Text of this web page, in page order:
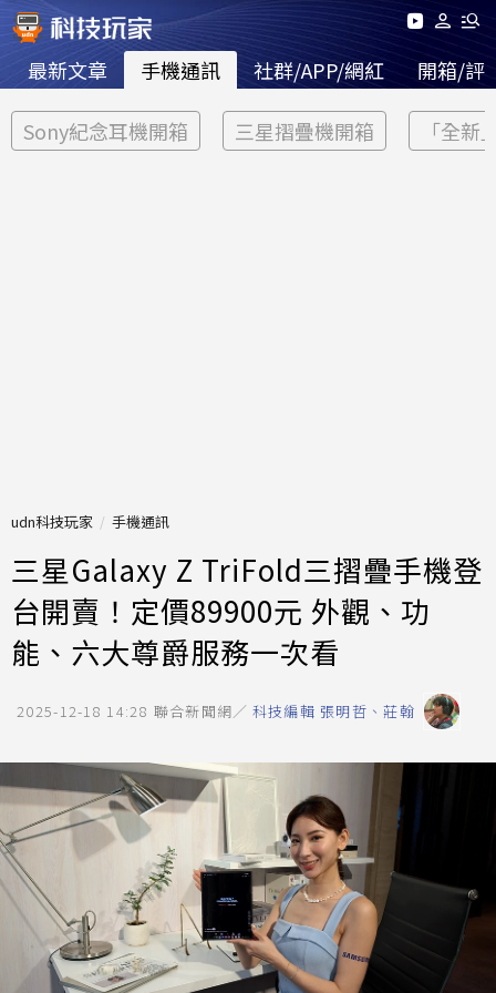
最新文章 手機通訊 社群/APP/網紅 開箱/評
Sony紀念耳機開箱 三星摺疊機開箱 「全新
udn科技玩家 手機通訊
三星Galaxy Z TriFold三摺疊手機登
台開賣！定價89900元 外觀、功
能、六大尊爵服務一次看
2025-12-18 14:28 聯合新聞網／ 科技編輯 張明哲、莊翰